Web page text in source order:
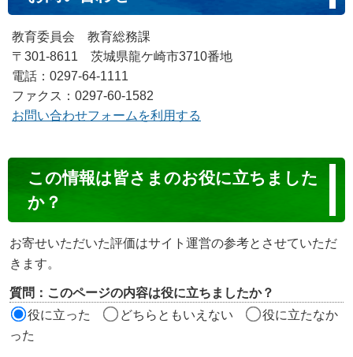
教育委員会 教育総務課
〒301-8611 茨城県龍ケ崎市3710番地
電話：0297-64-1111
ファクス：0297-60-1582
お問い合わせフォームを利用する
ン
ン
ツ
評
価
この情報は皆さまのお役に立ちました
か？
お寄せいただいた評価はサイト運営の参考とさせていただ
きます。
質問：このページの内容は役に立ちましたか？
役に立った
どちらともいえない
役に立たなか
った